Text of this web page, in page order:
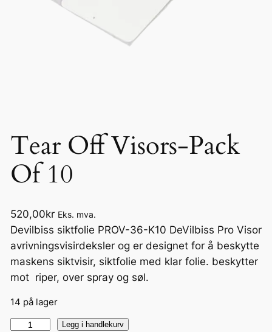
Tear Off Visors-Pack
Of 10
520,00kr Eks. mva.
Devilbiss siktfolie PROV-36-K10 DeVilbiss Pro Visor
avrivningsvisirdeksler og er designet for å beskytte
maskens siktvisir, siktfolie med klar folie. beskytter
mot riper, over spray og søl.
14 på lager
Legg i handlekurv